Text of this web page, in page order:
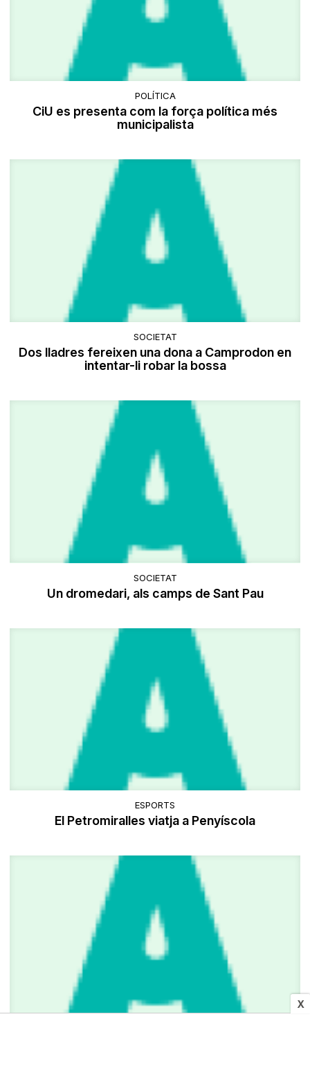
X
POLÍTICA
CiU es presenta com la força política més
municipalista
SOCIETAT
Dos lladres fereixen una dona a Camprodon en
intentar-li robar la bossa
SOCIETAT
Un dromedari, als camps de Sant Pau
ESPORTS
El Petromiralles viatja a Penyíscola